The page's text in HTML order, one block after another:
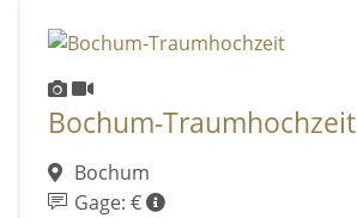
Bochum-Traumhochzeit
Bochum
Gage: €